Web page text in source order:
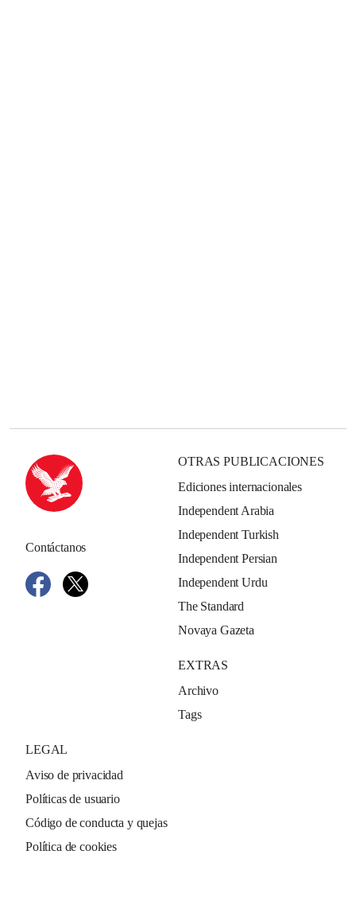
Contáctanos
OTRAS PUBLICACIONES
Ediciones internacionales
Independent Arabia
Independent Turkish
Independent Persian
Independent Urdu
The Standard
Novaya Gazeta
EXTRAS
Archivo
Tags
LEGAL
Aviso de privacidad
Políticas de usuario
Código de conducta y quejas
Política de cookies